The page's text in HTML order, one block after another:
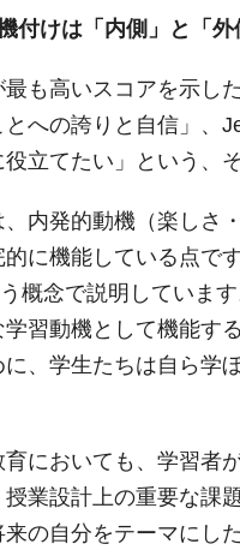
付けは「内側」と「外
も高いスコアを示し
への誇りと自信」、
立てたい」という、
内発的動機（楽しさ
的に機能している点で
概念で説明していま
習動機として機能す
に、学生たちは自ら学
育においても、学習者
業設計上の重要な課
の自分をテーマにし